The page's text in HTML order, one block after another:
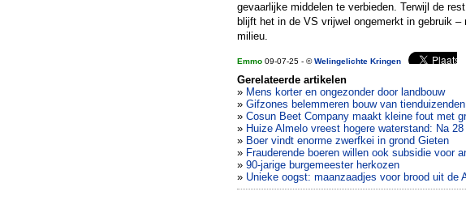
gevaarlijke middelen te verbieden. Terwijl de
blijft het in de VS vrijwel ongemerkt in gebruik
milieu.
Emmo 09-07-25 - ©Welingelichte Kringen
Gerelateerde artikelen
» Mens korter en ongezonder door landbouw
» Gifzones belemmeren bouw van
» Cosun Beet Company maakt kleine fout met
» Huize Almelo vreest hogere waterstand: Na
» Boer vindt enorme zwerfkei in grond Gieten
» Frauderende boeren willen ook subsidie voor
» 90-jarige burgemeester herkozen
» Unieke oogst: maanzaadjes voor brood uit de